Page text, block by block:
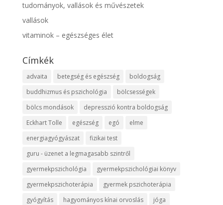
tudományok, vallások és művészetek
vallások
vitaminok – egészséges élet
Címkék
advaita betegség és egészség
boldogság
buddhizmus és pszichológia
bölcsességek
bölcs mondások
depresszió kontra boldogság
Eckhart Tolle
egészség egó
elme
energiagyógyászat
fizikai test
guru - üzenet a legmagasabb szintről
gyermekpszichológia
gyermekpszichológiai könyv
gyermekpszichoterápia
gyermek pszichoterápia
gyógyítás
hagyományos kínai orvoslás
jóga